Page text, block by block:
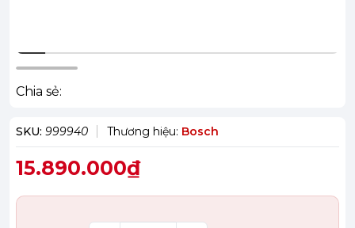
Chia sẻ:
SKU: 999940 Thương hiệu: Bosch
15.890.000₫